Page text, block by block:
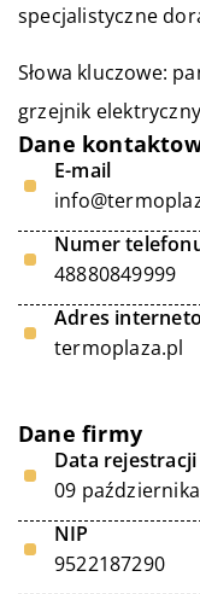
specjalistyczne
Słowa kluczowe:
grzejnik elektryczny
Dane
E-mail
Numer
48880849999
Adres
termoplaza.pl
Dane firmy
Data
09
NIP
9522187290